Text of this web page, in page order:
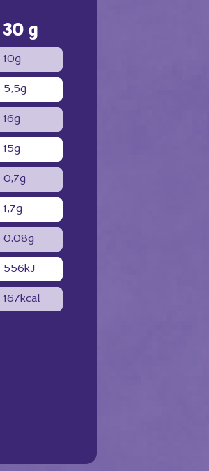
30 g
10g
5,5g
16g
15g
0,7g
1,7g
0,08g
556kJ
167kcal